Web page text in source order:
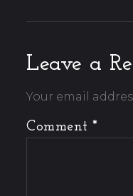
Leave a
Your email
Comment *